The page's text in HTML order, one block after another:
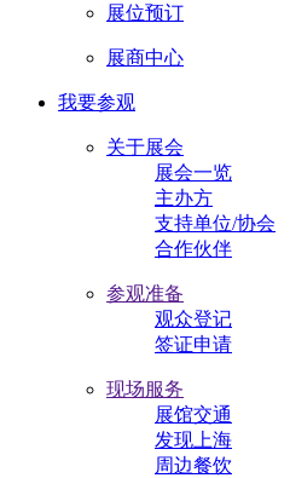
展位预订
展商中心
我要参观
关于展会
展会一览
主办方
支持单位/协会
合作伙伴
参观准备
观众登记
签证申请
现场服务
展馆交通
发现上海
周边餐饮